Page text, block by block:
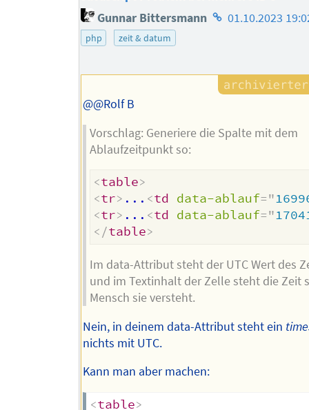
Gunnar Bittersmann Homepage
01.10.2023
php zeit & datum
@@Rolf B
Vorschlag: Generiere die Spalte mit dem
Ablaufzeitpunkt so:
<table>
<tr> ... <td data-ablauf="
<tr> ... <td data-ablauf="
</table>
Im data-Attribut steht der UTC Wert des
und im Textinhalt der Zelle steht die Zeit
Mensch sie versteht.
Nein, in deinem data-Attribut steht ein
nichts mit UTC.
Kann man aber machen:
<table>